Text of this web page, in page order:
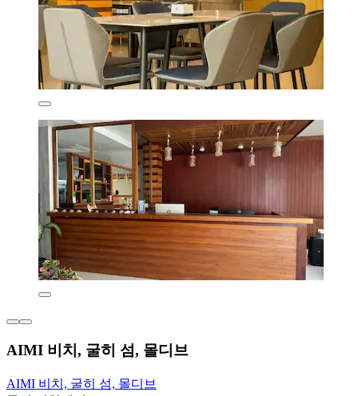
AIMI 비치, 굴히 섬, 몰디브
AIMI 비치, 굴히 섬, 몰디브